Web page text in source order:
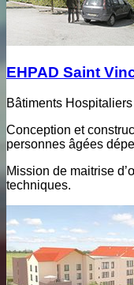
EHPAD Saint
Bâtiments Hospitaliers
Conception et
personnes âgées
Mission de maitrise
techniques.